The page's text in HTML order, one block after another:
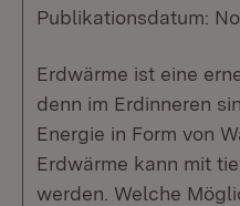
Publikationsdatum:
Erdwärme ist eine
denn im Erdinneren
Energie in Form von
Erdwärme kann mit
werden. Welche